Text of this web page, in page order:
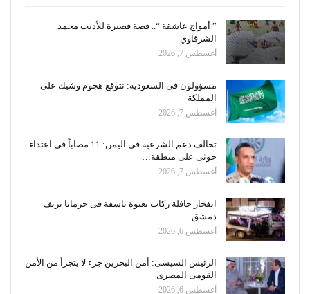
” أمواج عاشقة “.. قصة قصيرة للأديب محمد
الشرقاوي
أغسطس 7, 2026
مسؤولون فى السعودية: نتوقع هجوم وشيك على
المملكة
أغسطس 7, 2026
تحالف دعم الشرعية في اليمن: 11 مصاباً في اعتداء
حوثى على منطقة…
أغسطس 7, 2026
انفجار حافلة ركاب بعبوة ناسفة فى جرمانا بريف
دمشق
أغسطس 6, 2026
الرئيس السيسى: أمن البحرين جزء لا يتجزأ من الأمن
القومى المصرى
أغسطس 6, 2026